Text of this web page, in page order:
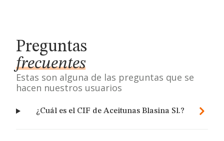
Preguntas
frecuentes
Estas son alguna de las preguntas que se
hacen nuestros usuarios
¿Cuál es el CIF de Aceitunas Blasina Sl.?